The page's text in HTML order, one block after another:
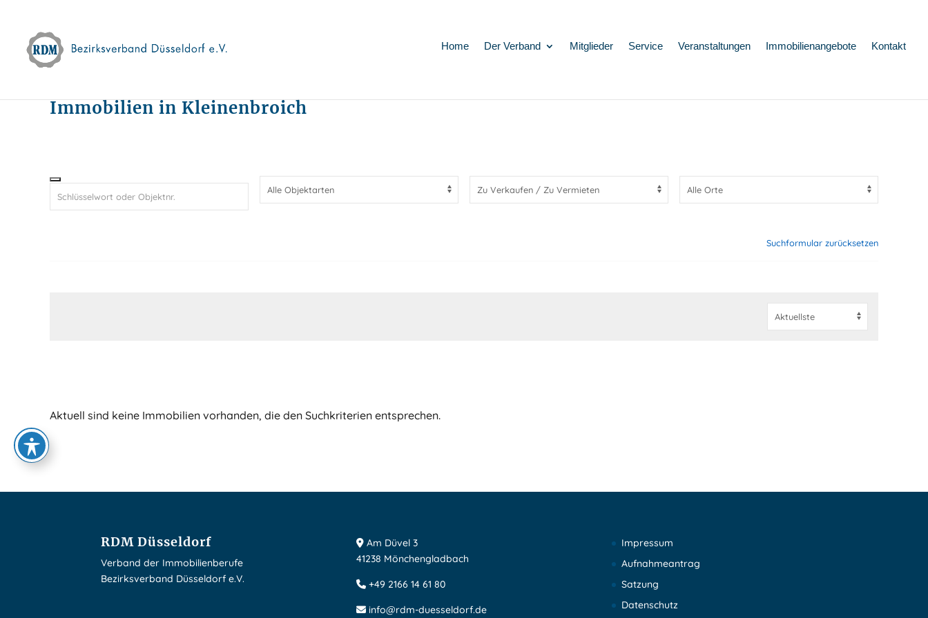
content
Home Der Verband Mitglieder Service Veranstaltungen Immobilienangebote Kontakt
Immobilien in Kleinenbroich
Suchformular zurücksetzen
Aktuell sind keine Immobilien vorhanden, die den Suchkriterien entsprechen.
RDM Düsseldorf
Verband der Immobilienberufe
Bezirksverband Düsseldorf e.V.
Am Düvel 3
41238 Mönchengladbach
+49 2166 14 61 80
info@rdm-duesseldorf.de
Impressum
Aufnahmeantrag
Satzung
Datenschutz